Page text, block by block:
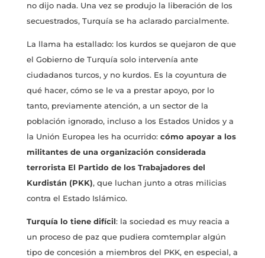
no dijo nada. Una vez se produjo la liberación de los
secuestrados, Turquía se ha aclarado parcialmente.
La llama ha estallado: los kurdos se quejaron de que
el Gobierno de Turquía solo intervenía ante
ciudadanos turcos, y no kurdos. Es la coyuntura de
qué hacer, cómo se le va a prestar apoyo, por lo
tanto, previamente atención, a un sector de la
población ignorado, incluso a los Estados Unidos y a
la Unión Europea les ha ocurrido: cómo apoyar a los
militantes de una organización considerada
terrorista El Partido de los Trabajadores del
Kurdistán (PKK), que luchan junto a otras milicias
contra el Estado Islámico.
Turquía lo tiene difícil: la sociedad es muy reacia a
un proceso de paz que pudiera comtemplar algún
tipo de concesión a miembros del PKK, en especial, a